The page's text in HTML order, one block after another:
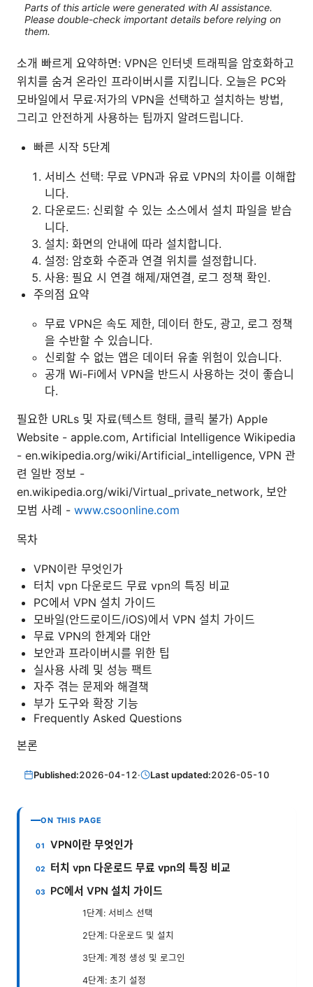
Parts of this article were generated with AI assistance.
Please double-check important details before relying on
them.
소개 빠르게 요약하면: VPN은 인터넷 트래픽을 암호화하고
위치를 숨겨 온라인 프라이버시를 지킵니다. 오늘은 PC와
모바일에서 무료·저가의 VPN을 선택하고 설치하는 방법,
그리고 안전하게 사용하는 팁까지 알려드립니다.
빠른 시작 5단계
서비스 선택: 무료 VPN과 유료 VPN의 차이를 이해합
니다.
다운로드: 신뢰할 수 있는 소스에서 설치 파일을 받습
니다.
설치: 화면의 안내에 따라 설치합니다.
설정: 암호화 수준과 연결 위치를 설정합니다.
사용: 필요 시 연결 해제/재연결, 로그 정책 확인.
주의점 요약
무료 VPN은 속도 제한, 데이터 한도, 광고, 로그 정책
을 수반할 수 있습니다.
신뢰할 수 없는 앱은 데이터 유출 위험이 있습니다.
공개 Wi-Fi에서 VPN을 반드시 사용하는 것이 좋습니
다.
필요한 URLs 및 자료(텍스트 형태, 클릭 불가) Apple
Website - apple.com, Artificial Intelligence Wikipedia
- en.wikipedia.org/wiki/Artificial_intelligence, VPN 관
련 일반 정보 -
en.wikipedia.org/wiki/Virtual_private_network, 보안
모범 사례 - www.csoonline.com
목차
VPN이란 무엇인가
터치 vpn 다운로드 무료 vpn의 특징 비교
PC에서 VPN 설치 가이드
모바일(안드로이드/iOS)에서 VPN 설치 가이드
무료 VPN의 한계와 대안
보안과 프라이버시를 위한 팁
실사용 사례 및 성능 팩트
자주 겪는 문제와 해결책
부가 도구와 확장 기능
Frequently Asked Questions
본론
Published:2026-04-12· Last updated:2026-05-10
ON THIS PAGE
VPN이란 무엇인가
터치 vpn 다운로드 무료 vpn의 특징 비교
PC에서 VPN 설치 가이드
1단계: 서비스 선택
2단계: 다운로드 및 설치
3단계: 계정 생성 및 로그인
4단계: 초기 설정